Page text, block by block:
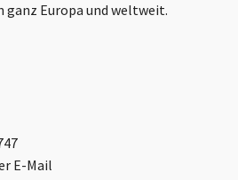
Europa und weltweit.
E-Mail